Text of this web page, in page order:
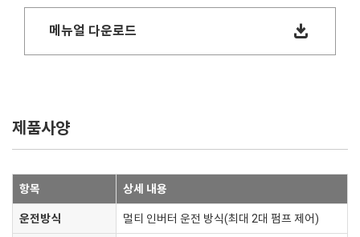
전극봉(옵션)
동파방지(옵션)
적용 범위
추가 옵션 적용 불가
메뉴얼 다운로드
제품사양
항목 상세 내용
운전방식 멀티 인버터 운전 방식(최대 2대 펌프 제어)